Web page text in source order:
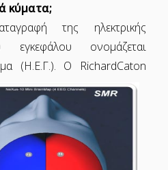
κύματα;
της ηλεκτρικής
εγκεφάλου ονομάζεται
(Η.Ε.Γ.). Ο RichardCaton